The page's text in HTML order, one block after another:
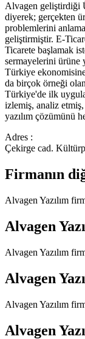
Alvagen
diyerek; gerçekten
problemlerini
geliştirmiştir. E-
Ticarete başlamak
sermayelerini ürüne
Türkiye
da birçok örneği
Türkiye'de ilk
izlemiş, analiz etmiş,
yazılım çözümünü
Adres :
Çekirge cad.
Firmanın
Alvagen Yazılım
Alvagen
Alvagen Yazılım
Alvagen
Alvagen Yazılım
Alvagen